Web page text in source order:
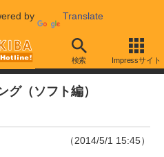
by Translate
検索 Impressサイト
（ソフト編）
（2014/5/1 15:45）